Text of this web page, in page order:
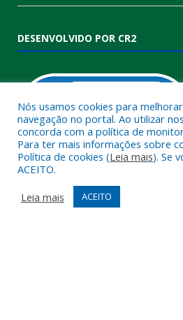
DESENVOLVIDO POR CR2
Muito mais que
Realizamos umaassessoria
contrato que todas as exigências das
Nós usamos cookies para
navegação no portal. Ao utilizar
concorda com a política de
Para ter mais informações sobre
Política de cookies (Leia mais). Se
ACEITO.
Leia mais
ACEITO